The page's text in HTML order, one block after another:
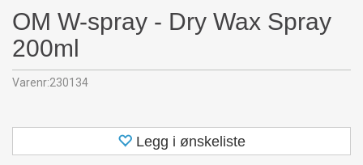
OM W-spray - Dry Wax Spray
200ml
Varenr:230134
Legg i ønskeliste